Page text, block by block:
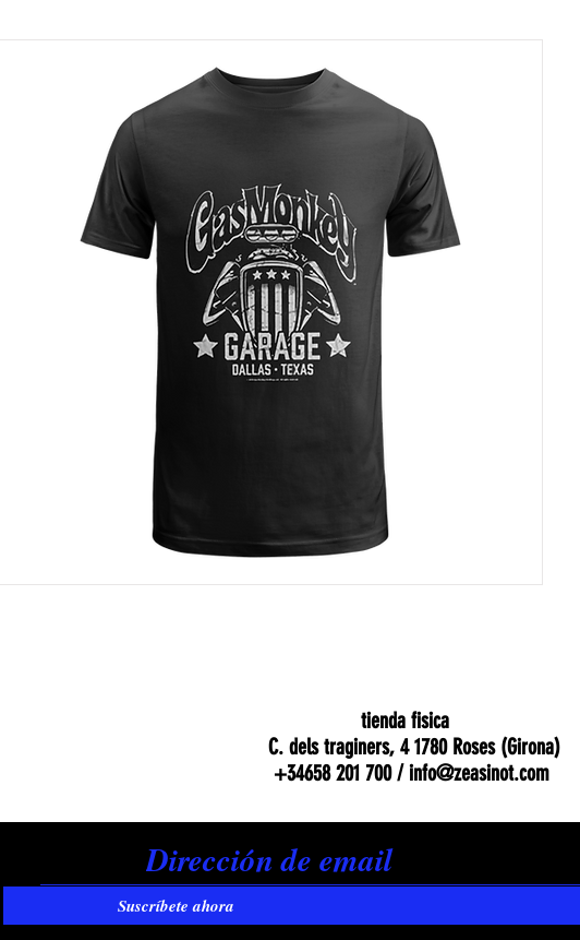
tienda fisica
C. dels traginers, 4 1780 Roses (Girona)
+34658 201 700 /info@zeasinot.com
Suscríbete ahora